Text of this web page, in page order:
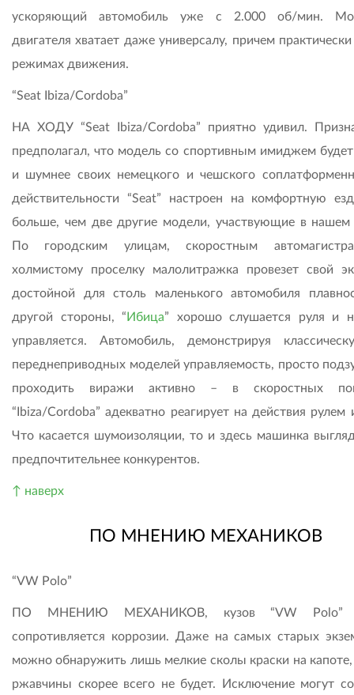
ускоряющий автомобиль уже с 2.000 об/мин.
двигателя хватает даже универсалу, причем
режимах движения.
“Seat Ibiza/Cordoba”
НА ХОДУ “Seat Ibiza/Cordoba” приятно удивил.
предполагал, что модель со спортивным имиджем
и шумнее своих немецкого и чешского
действительности “Seat” настроен на комфортную
больше, чем две другие модели, участвующие в нашем
По городским улицам, скоростным
холмистому проселку малолитражка провезет свой
достойной для столь маленького автомобиля
другой стороны, “ Ибица” хорошо слушается руля и
управляется. Автомобиль, демонстрируя
переднеприводных моделей управляемость, просто
проходить виражи активно – в скоростных
“Ibiza/Cordoba” адекватно реагирует на действия рулем
Что касается шумоизоляции, то и здесь машинка
предпочтительнее конкурентов.
↑ наверх
ПО МНЕНИЮ МЕХАНИКОВ
“VW Polo”
ПО МНЕНИЮ МЕХАНИКОВ, кузов “VW Polo”
сопротивляется коррозии. Даже на самых старых
можно обнаружить лишь мелкие сколы краски на капоте,
ржавчины скорее всего не будет. Исключение могут